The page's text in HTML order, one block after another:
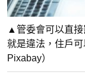
▲管委會可以直
就是違法，住戶
Pixabay）